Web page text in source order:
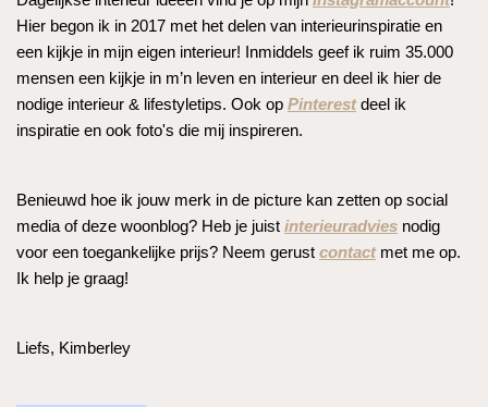
Hier begon ik in 2017 met het delen van interieurinspiratie en
een kijkje in mijn eigen interieur! Inmiddels geef ik ruim 35.000
mensen een kijkje in m’n leven en interieur en deel ik hier de
nodige interieur & lifestyletips. Ook op Pinterestdeel ik
inspiratie en ook foto's die mij inspireren.
Benieuwd hoe ik jouw merk in de picture kan zetten op social
media of deze woonblog? Heb je juist interieuradvies nodig
voor een toegankelijke prijs? Neem gerust contactmet me op.
Ik help je graag!
Liefs, Kimberley